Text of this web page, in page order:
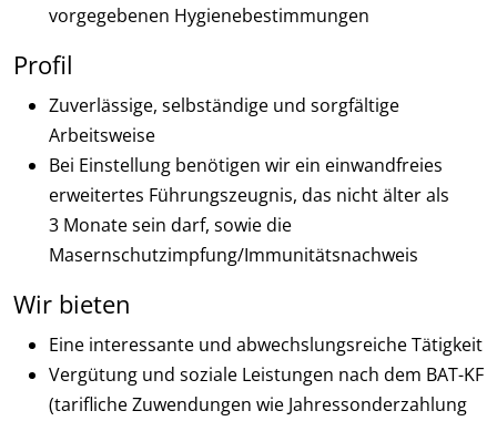
vorgegebenen Hygienebestimmungen
Profil
Zuverlässige, selbständige und sorgfältige
Arbeitsweise
Bei Einstellung benötigen wir ein einwandfreies
erweitertes Führungszeugnis, das nicht älter als
3 Monate sein darf, sowie die
Masernschutzimpfung/Immunitätsnachweis
Wir bieten
Eine interessante und abwechslungsreiche Tätigkeit
Vergütung und soziale Leistungen nach dem BAT-KF
(tarifliche Zuwendungen wie Jahressonderzahlung